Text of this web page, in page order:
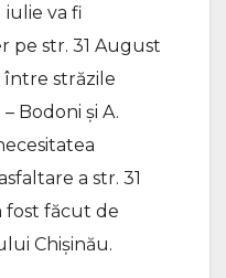
iulie va fi
pe str. 31 August
între străzile
Bodoni și A.
a str. 31
fost făcut de
Chișinău.